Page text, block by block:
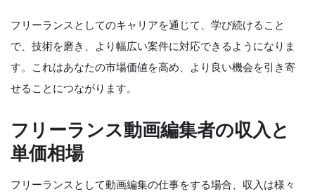
フリーランスとしてのキャリアを通じて、学び続けること
で、技術を磨き、より幅広い案件に対応できるようになりま
す。これはあなたの市場価値を高め、より良い機会を引き寄
せることにつながります。
フリーランス動画編集者の収入と
単価相場
フリーランスとして動画編集の仕事をする場合、収入は様々